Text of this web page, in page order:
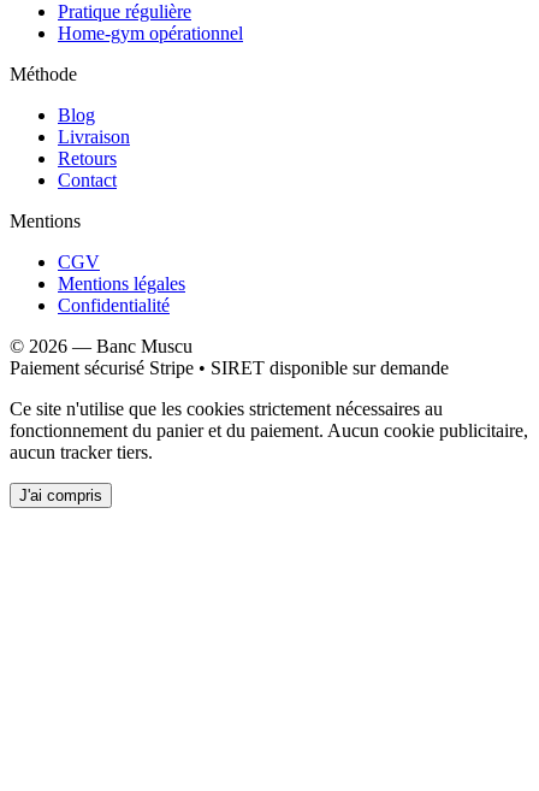
Pratique régulière
Home-gym opérationnel
Méthode
Blog
Livraison
Retours
Contact
Mentions
CGV
Mentions légales
Confidentialité
© 2026 — Banc Muscu
Paiement sécurisé Stripe • SIRET disponible sur demande
Ce site n'utilise que les cookies strictement nécessaires au
fonctionnement du panier et du paiement. Aucun cookie publicitaire,
aucun tracker tiers.
J'ai compris